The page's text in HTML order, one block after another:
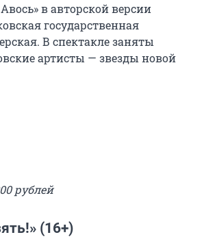
в авторской версии
государственная
В спектакле заняты
артисты — звезды новой
рублей
(16+)